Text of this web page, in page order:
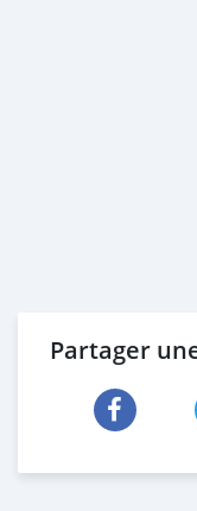
Partager